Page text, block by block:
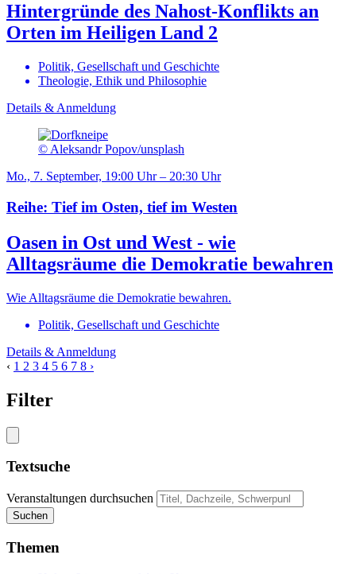
Hintergründe des Nahost-Konflikts an
Orten im Heiligen Land 2
Politik, Gesellschaft und Geschichte
Theologie, Ethik und Philosophie
Details & Anmeldung
© Aleksandr Popov/unsplash
Mo., 7. September, 19:00 Uhr – 20:30 Uhr
Reihe: Tief im Osten, tief im Westen
Oasen in Ost und West - wie
Alltagsräume die Demokratie bewahren
Wie Alltagsräume die Demokratie bewahren.
Politik, Gesellschaft und Geschichte
Details & Anmeldung
‹ 1 2 3 4 5 6 7 8 ›
Filter
Textsuche
Veranstaltungen durchsuchen
Suchen
Themen